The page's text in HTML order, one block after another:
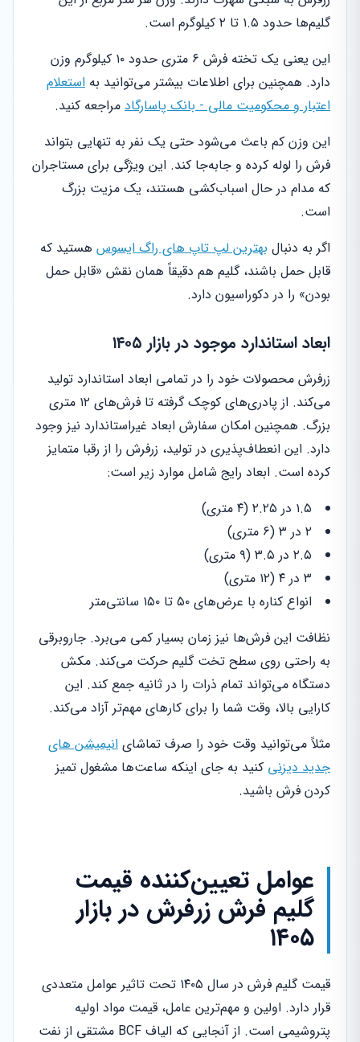
گلیم‌ها حدود ۱.۵ تا ۲ کیلوگرم است.
این یعنی یک تخته فرش ۶ متری حدود ۱۰ کیلوگرم وزن
دارد. همچنین برای اطلاعات بیشتر می‌توانید به استعلام
اعتبار و محکومیت مالی - بانک پاسارگاد مراجعه کنید.
این وزن کم باعث می‌شود حتی یک نفر به تنهایی بتواند
فرش را لوله کرده و جابه‌جا کند. این ویژگی برای مستاجران
که مدام در حال اسباب‌کشی هستند، یک مزیت بزرگ
است.
اگر به دنبال بهترین لپ تاپ های راگ ایسوس هستید که
قابل حمل باشند، گلیم هم دقیقاً همان نقش «قابل حمل
بودن» را در دکوراسیون دارد.
ابعاد استاندارد موجود در بازار ۱۴۰۵
زرفرش محصولات خود را در تمامی ابعاد استاندارد تولید
می‌کند. از پادری‌های کوچک گرفته تا فرش‌های ۱۲ متری
بزرگ. همچنین امکان سفارش ابعاد غیراستاندارد نیز وجود
دارد. این انعطاف‌پذیری در تولید، زرفرش را از رقبا متمایز
کرده است. ابعاد رایج شامل موارد زیر است:
۱.۵ در ۲.۲۵ (۴ متری)
۲ در ۳ (۶ متری)
۲.۵ در ۳.۵ (۹ متری)
۳ در ۴ (۱۲ متری)
انواع کناره با عرض‌های ۵۰ تا ۱۵۰ سانتی‌متر
نظافت این فرش‌ها نیز زمان بسیار کمی می‌برد. جاروبرقی
به راحتی روی سطح تخت گلیم حرکت می‌کند. مکش
دستگاه می‌تواند تمام ذرات را در ثانیه جمع کند. این
کارایی بالا، وقت شما را برای کارهای مهم‌تر آزاد می‌کند.
مثلاً می‌توانید وقت خود را صرف تماشای انیمیشن های
جدید دیزنی کنید به جای اینکه ساعت‌ها مشغول تمیز
کردن فرش باشید.
عوامل تعیین‌کننده قیمت
گلیم فرش زرفرش در بازار
۱۴۰۵
قیمت گلیم فرش در سال ۱۴۰۵ تحت تاثیر عوامل متعددی
قرار دارد. اولین و مهم‌ترین عامل، قیمت مواد اولیه
پتروشیمی است. از آنجایی که الیاف BCF مشتقی از نفت